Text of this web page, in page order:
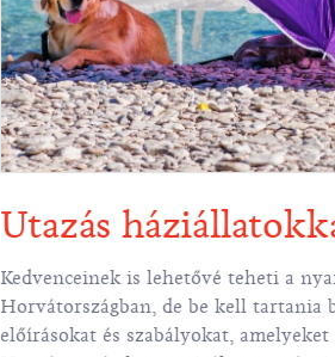
Utazás
Kedvenceinek is lehetővé teheti a
Horvátországban, de be kell tartania
előírásokat és szabályokat, amelyeket